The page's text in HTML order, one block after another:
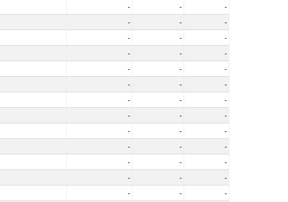
- -
-
- -
-
- -
-
- -
-
- -
-
- -
-
- -
-
- -
-
- -
-
- -
-
- -
-
- -
-
- -
-